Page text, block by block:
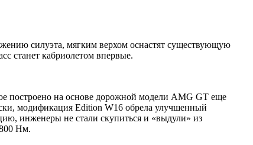
силуэта, мягким верхом оснастят существующую
станет кабриолетом впервые.
построено на основе дорожной модели AMG GT еще
модификация Edition W16 обрела улучшенный
инженеры не стали скупиться и «выдули» из
Нм.